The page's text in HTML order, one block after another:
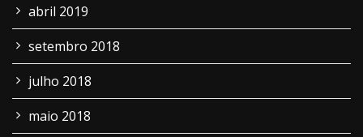
abril 2019
setembro 2018
julho 2018
maio 2018